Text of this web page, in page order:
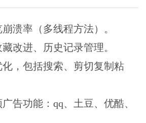
率（多线程方法）。
进、历史记录管理。
，包括搜索、剪切复制粘
功能：qq、土豆、优酷、